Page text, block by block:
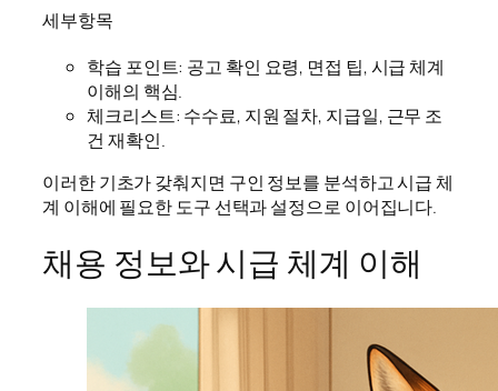
세부항목
학습 포인트: 공고 확인 요령, 면접 팁, 시급 체계
이해의 핵심.
체크리스트: 수수료, 지원 절차, 지급일, 근무 조
건 재확인.
이러한 기초가 갖춰지면 구인 정보를 분석하고 시급 체
계 이해에 필요한 도구 선택과 설정으로 이어집니다.
채용 정보와 시급 체계 이해